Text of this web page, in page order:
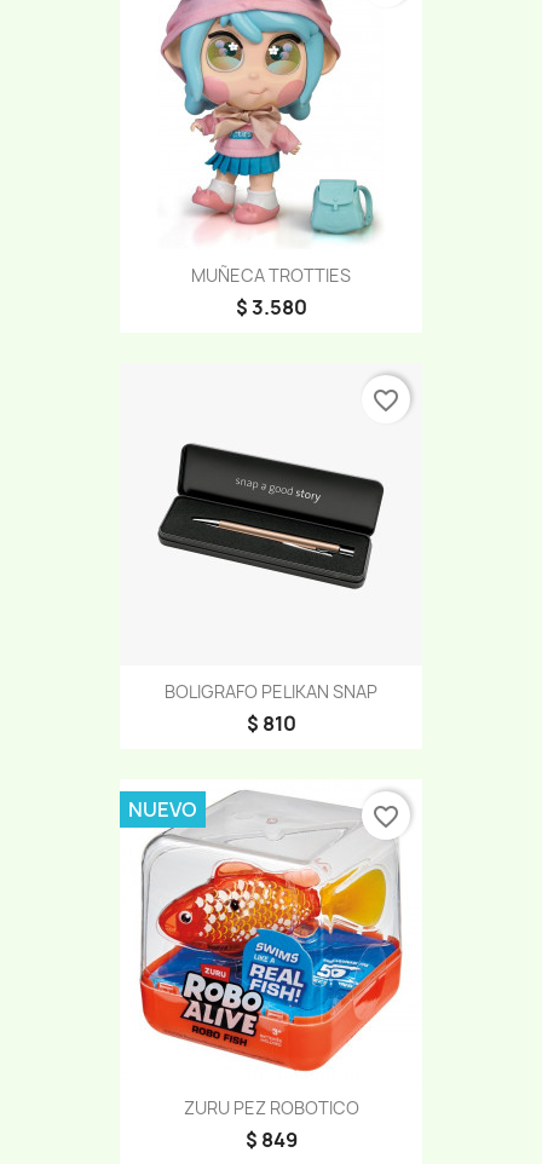
MUÑECA TROTTIES
$ 3.580
BOLIGRAFO PELIKAN SNAP
$ 810
favorite_border
ZURU PEZ ROBOTICO
$ 849
NUEVO favorite_border